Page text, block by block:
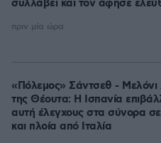
συλλάβει και τον άφησε
πριν μία ώρα
«Πόλεμος» Σάντσεθ -
της Θέουτα: Η Ισπανία
αυτή έλεγχους στα σύνορα σε
και πλοία από Ιταλία